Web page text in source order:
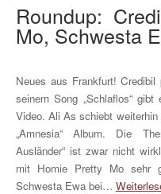
Roundup:
Mo, Schwesta
Neues aus Frankfurt!
seinem Song „Schlaflos“
Video. Ali As schiebt
„Amnesia“ Album. Die
Ausländer“ ist zwar nicht
mit Homie Pretty Mo sehr
Schwesta Ewa bei…